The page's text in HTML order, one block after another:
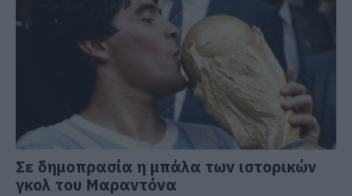
Σε δημοπρασία η μπάλα των ιστορικών
γκολ του Μαραντόνα